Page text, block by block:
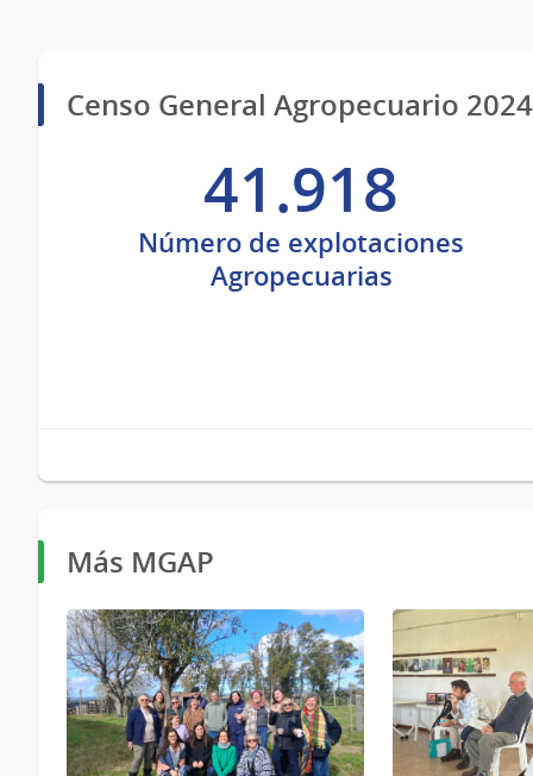
Censo General Agropecuario 2024
41.918
Número de explotaciones
Agropecuarias
Más MGAP